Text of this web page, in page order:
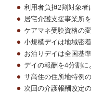
利用者負担2割対象者
居宅介護支援事業所
ケアマネ受験資格の
小規模デイは地域密
お泊りデイは全国基
デイの報酬を4分割に
サ高住の住所地特例
次回の介護報酬改定